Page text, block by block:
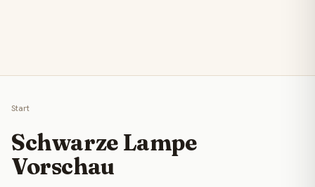
Start
Schwarze Lampe
Vorschau